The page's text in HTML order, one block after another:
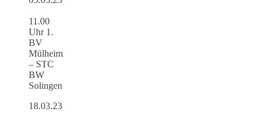
11.00
Uhr 1.
BV
Mülheim
– STC
BW
Solingen
18.03.23